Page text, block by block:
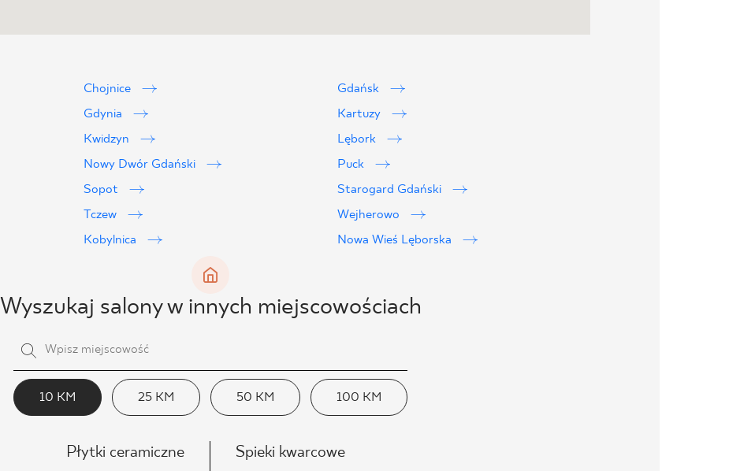
Chojnice
Gdańsk
Gdynia
Kartuzy
Kwidzyn
Lębork
Nowy Dwór Gdański
Puck
Sopot
Starogard Gdański
Tczew
Wejherowo
Kobylnica Nowa Wieś Lęborska
Wyszukaj salony w innych miejscowościach
10 KM 25 KM 50 KM 100 KM
Płytki ceramiczne Spieki kwarcowe